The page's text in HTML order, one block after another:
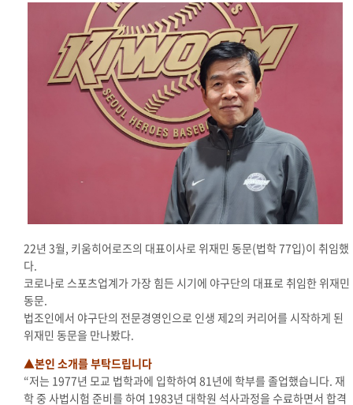
22년 3월, 키움히어로즈의 대표이사로 위재민 동문(법학 77입)이 취임했
다.
코로나로 스포츠업계가 가장 힘든 시기에 야구단의 대표로 취임한 위재민
동문.
법조인에서 야구단의 전문경영인으로 인생 제2의 커리어를 시작하게 된
위재민 동문을 만나봤다.
▲본인 소개를 부탁드립니다
“저는 1977년 모교 법학과에 입학하여 81년에 학부를 졸업했습니다. 재
학 중 사법시험 준비를 하여 1983년 대학원 석사과정을 수료하면서 합격